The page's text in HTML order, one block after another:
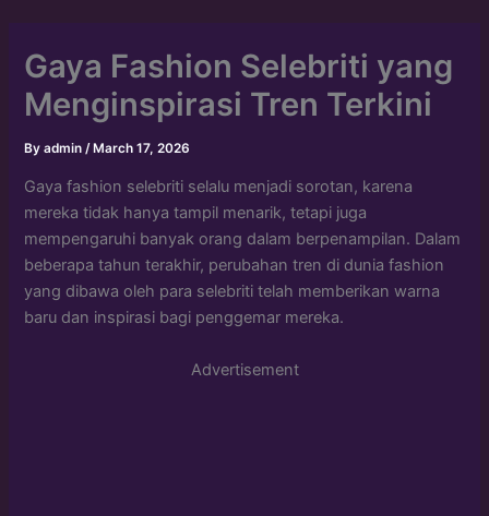
Gaya Fashion Selebriti yang
Menginspirasi Tren Terkini
Byadmin /March 17, 2026
Gaya fashion selebriti selalu menjadi sorotan, karena
mereka tidak hanya tampil menarik, tetapi juga
mempengaruhi banyak orang dalam berpenampilan. Dalam
beberapa tahun terakhir, perubahan tren di dunia fashion
yang dibawa oleh para selebriti telah memberikan warna
baru dan inspirasi bagi penggemar mereka.
Advertisement